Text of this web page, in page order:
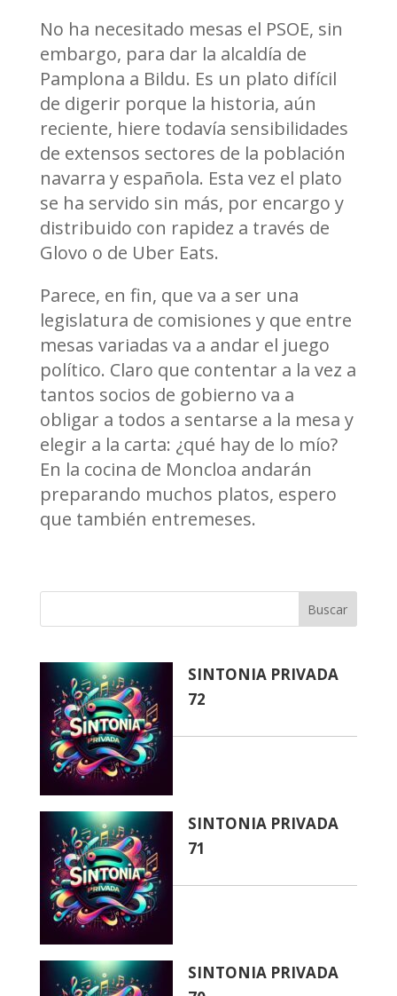
No ha necesitado mesas el PSOE, sin
embargo, para dar la alcaldía de
Pamplona a Bildu. Es un plato difícil
de digerir porque la historia, aún
reciente, hiere todavía sensibilidades
de extensos sectores de la población
navarra y española. Esta vez el plato
se ha servido sin más, por encargo y
distribuido con rapidez a través de
Glovo o de Uber Eats.
Parece, en fin, que va a ser una
legislatura de comisiones y que entre
mesas variadas va a andar el juego
político. Claro que contentar a la vez a
tantos socios de gobierno va a
obligar a todos a sentarse a la mesa y
elegir a la carta: ¿qué hay de lo mío?
En la cocina de Moncloa andarán
preparando muchos platos, espero
que también entremeses.
Buscar
SINTONIA PRIVADA
72
SINTONIA PRIVADA
71
SINTONIA PRIVADA